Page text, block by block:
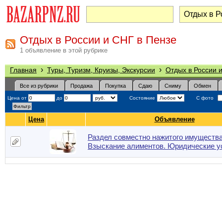
Отдых в России и СНГ в Пензе
1 объявление в этой рубрике
Главная › Туры, Туризм, Круизы, Экскурсии › Отдых в России
Все из рубрики Продажа Покупка Сдаю Сниму Обмен
Цена от до Состояние С фото
Цена Объявление
Раздел совместно нажитого
Взыскание алиментов. Юридические